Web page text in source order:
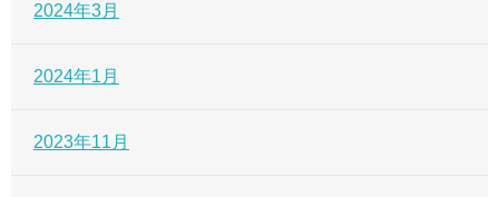
2024年3月
2024年1月
2023年11月